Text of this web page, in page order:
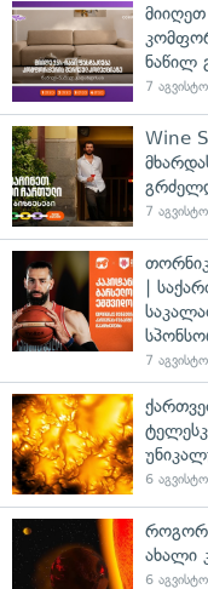
ნაწილ
7
Wine
7
|
7
6
როგორ
ახალი
6